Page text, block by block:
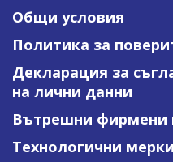
Общи условия
Политика за
Декларация за
на лични данни
Вътрешни фирмени
Технологични мерки